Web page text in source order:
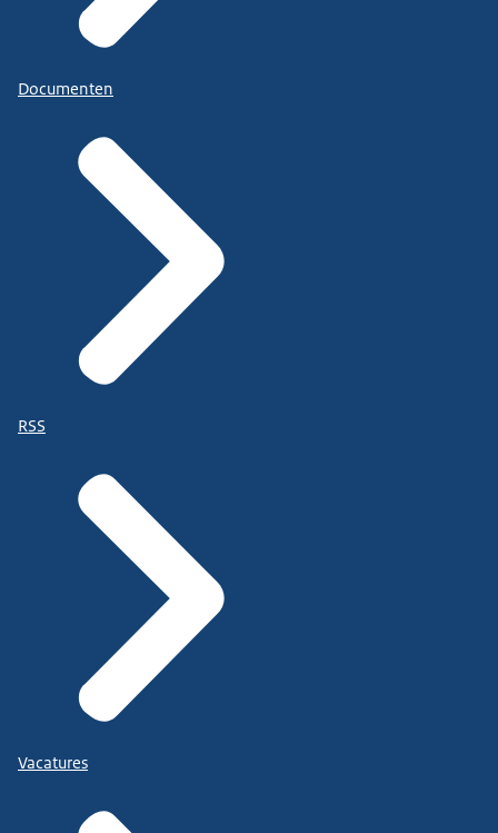
Documenten
RSS
Vacatures